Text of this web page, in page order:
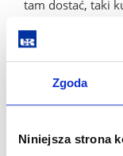
Zgoda
Niniejsza strona
tam dostać, taki
Jest wiele innych
Aby poprawnie